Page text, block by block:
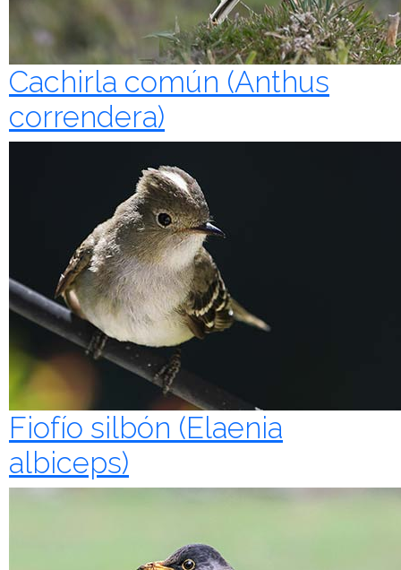
Cachirla común (Anthus
correndera)
Fiofío silbón (Elaenia
albiceps)